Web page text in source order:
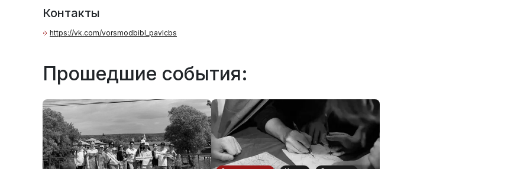
Контакты
https://vk.com/vorsmodbibl_pavlcbs
Прошедшие события: